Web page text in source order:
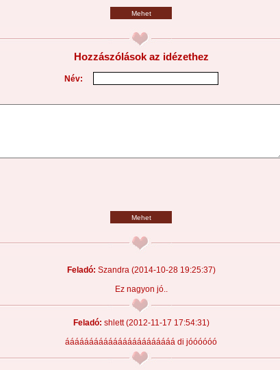
Mehet
Hozzászólások az idézethez
Név:
Mehet
Feladó: Szandra(2014-10-28 19:25:37)
Ez nagyon jó..
Feladó: shlett(2012-11-17 17:54:31)
ááááááááááááááááááááááá di jóóóóóó